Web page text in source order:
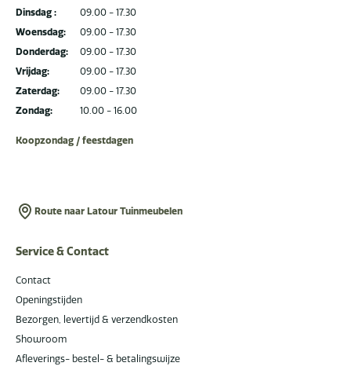
Dinsdag :
Woensdag:
Donderdag:
Vrijdag:
Zaterdag:
Zondag:
09.00 - 17.30
09.00 - 17.30
09.00 - 17.30
09.00 - 17.30
09.00 - 17.30
10.00 - 16.00
Koopzondag / feestdagen
Route naar Latour Tuinmeubelen
Service & Contact
Contact
Openingstijden
Bezorgen, levertijd & verzendkosten
Showroom
Afleverings- bestel- & betalingswijze